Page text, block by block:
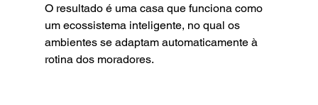
O resultado é uma casa que funciona como
um ecossistema inteligente, no qual os
ambientes se adaptam automaticamente à
rotina dos moradores.